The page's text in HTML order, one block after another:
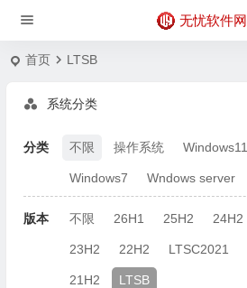
无忧软件网
首页 LTSB
系统分类
分类 不限 操作系统 Windows11
Windows7 Wndows server
版本 不限 26H1 25H2 24H2
23H2 22H2 LTSC2021
21H2 LTSB